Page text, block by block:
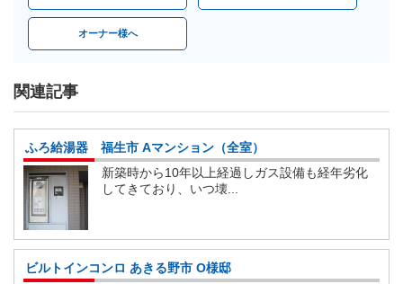
オーナー様へ
関連記事
ふろ給湯器 福生市 Aマンション（全室）
新築時から10年以上経過しガス設備も経年劣化
してきており、いつ壊...
ビルトインコンロ あきる野市 O様邸